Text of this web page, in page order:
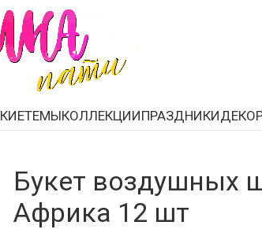
ТЕМЫКОЛЛЕКЦИИПРАЗДНИКИ
Букет воздушных
Африка 12 шт